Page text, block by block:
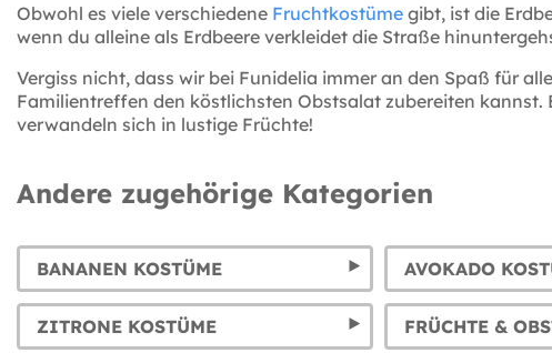
Obwohl es viele verschiedene Fruchtkostüme gibt, ist die
wenn du alleine als Erdbeere verkleidet die Straße
Vergiss nicht, dass wir bei Funidelia immer an den Spaß für
Familientreffen den köstlichsten Obstsalat zubereiten kannst.
verwandeln sich in lustige Früchte!
Andere zugehörige Kategorien
BANANEN KOSTÜME AVOKADO
ZITRONE KOSTÜME